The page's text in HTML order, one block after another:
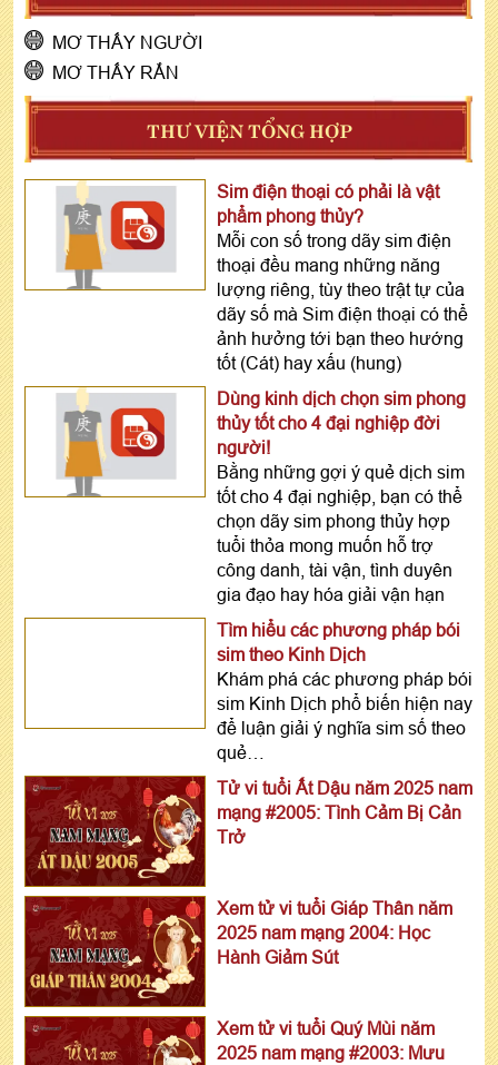
MƠ THẤY NGƯỜI
MƠ THẤY RẮN
THƯ VIỆN TỔNG HỢP
Sim điện thoại có phải là vật
phẩm phong thủy?
Mỗi con số trong dãy sim điện
thoại đều mang những năng
lượng riêng, tùy theo trật tự của
dãy số mà Sim điện thoại có thể
ảnh hưởng tới bạn theo hướng
tốt (Cát) hay xấu (hung)
Dùng kinh dịch chọn sim phong
thủy tốt cho 4 đại nghiệp đời
người!
Bằng những gợi ý quẻ dịch sim
tốt cho 4 đại nghiệp, bạn có thể
chọn dãy sim phong thủy hợp
tuổi thỏa mong muốn hỗ trợ
công danh, tài vận, tình duyên
gia đạo hay hóa giải vận hạn
Tìm hiểu các phương pháp bói
sim theo Kinh Dịch
Khám phá các phương pháp bói
sim Kinh Dịch phổ biến hiện nay
để luận giải ý nghĩa sim số theo
quẻ…
Tử vi tuổi Ất Dậu năm 2025 nam
mạng #2005: Tình Cảm Bị Cản
Trở
Xem tử vi tuổi Giáp Thân năm
2025 nam mạng 2004: Học
Hành Giảm Sút
Xem tử vi tuổi Quý Mùi năm
2025 nam mạng #2003: Mưu